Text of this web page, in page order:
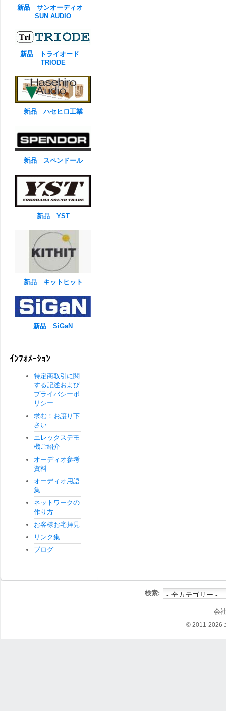
新品 サンオーディオ
SUN AUDIO
新品 トライオード
TRIODE
新品 ハセヒロ工業
新品 スペンドール
新品 YST
新品 キットヒット
新品 SiGaN
ｲﾝﾌｫﾒｰｼｮﾝ
特定商取引に関
する記述および
プライバシーポ
リシー
求む！お譲り下
さい
エレックスデモ
機ご紹介
オーディオ参考
資料
オーディオ用語
集
ネットワークの
作り方
お客様お宅拝見
リンク集
ブログ
検索:
会
© 2011-2026